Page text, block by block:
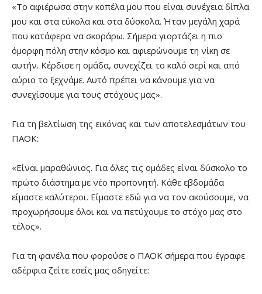
«Το αφιέρωσα στην κοπέλα μου που είναι συνέχεια δίπλα
μου και στα εύκολα και στα δύσκολα. Ήταν μεγάλη χαρά
που κατάφερα να σκοράρω. Σήμερα γιορτάζει η πιο
όμορφη πόλη στην κόσμο και αφιερώνουμε τη νίκη σε
αυτήν. Κέρδισε η ομάδα, συνεχίζει το καλό σερί και από
αύριο το ξεχνάμε. Αυτό πρέπει να κάνουμε για να
συνεχίσουμε για τους στόχους μας».
Για τη βελτίωση της εικόνας και των αποτελεσμάτων του
ΠΑΟΚ:
«Είναι μαραθώνιος. Για όλες τις ομάδες είναι δύσκολο το
πρώτο διάστημα με νέο προπονητή. Κάθε εβδομάδα
είμαστε καλύτεροι. Είμαστε εδώ για να τον ακούσουμε, να
προχωρήσουμε όλοι και να πετύχουμε το στόχο μας στο
τέλος».
Για τη φανέλα που φορούσε ο ΠΑΟΚ σήμερα που έγραφε
αδέρφια ζείτε εσείς μας οδηγείτε: